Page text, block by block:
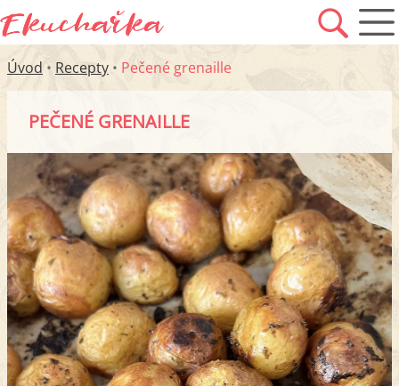
Úvod • Recepty • Pečené grenaille
PEČENÉ GRENAILLE